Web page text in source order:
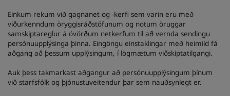
Einkum rekum við gagnanet og -kerfi sem varin eru með
viðurkenndum öryggisráðstöfunum og notum öruggar
samskiptareglur á óvörðum netkerfum til að vernda sendingu
persónuupplýsinga þinna. Eingöngu einstaklingar með heimild fá
aðgang að þessum upplýsingum, í lögmætum viðskiptatilgangi.
Auk þess takmarkast aðgangur að persónuupplýsingum þínum
við starfsfólk og þjónustuveitendur þar sem nauðsynlegt er.